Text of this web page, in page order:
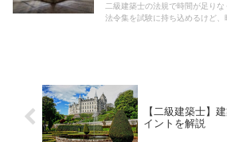
二級建築士の法規で時間が足り
法令集を試験に持ち込めるけど、
【二級建築士】
イントを解説